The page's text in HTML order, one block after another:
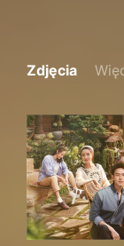
Zdjęcia